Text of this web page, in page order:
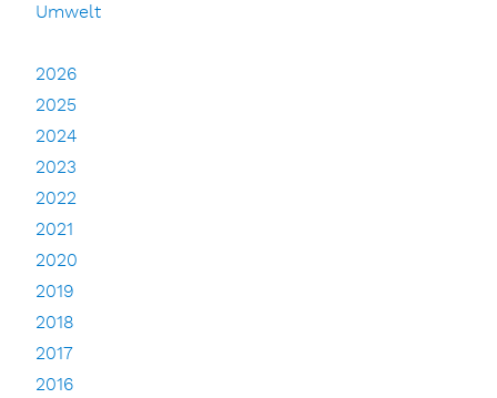
Umwelt
2026
2025
2024
2023
2022
2021
2020
2019
2018
2017
2016